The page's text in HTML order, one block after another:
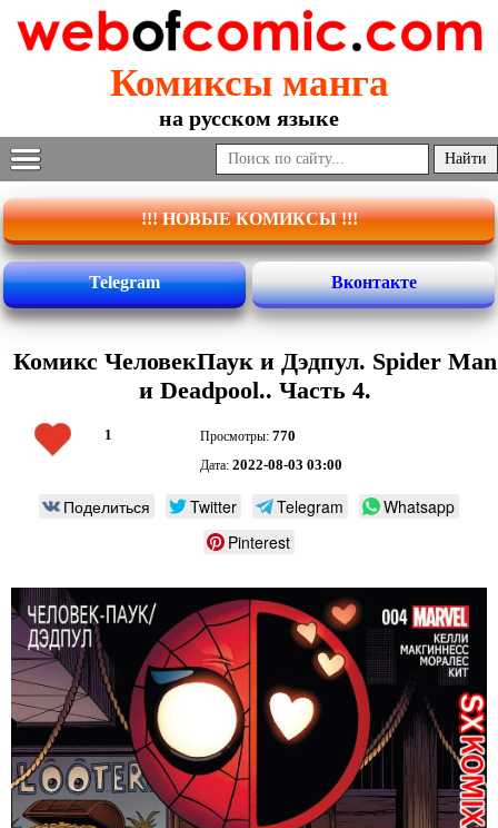
Комиксы манга
на русском языке
!!! НОВЫЕ КОМИКСЫ !!!
Telegram Вконтакте
Комикс ЧеловекПаук и Дэдпул. Spider Man
и Deadpool.. Часть 4.
1 Просмотры: 770
Дата: 2022-08-03 03:00
Поделиться Twitter Telegram
Whatsapp
Pinterest